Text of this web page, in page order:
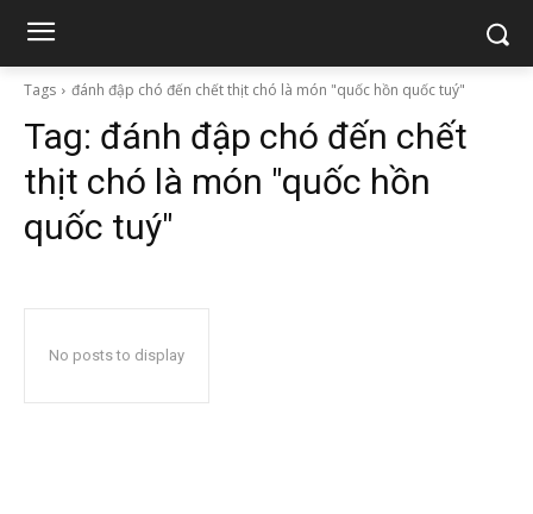
Tags đánh đập chó đến chết thịt chó là món "quốc hồn quốc tuý"
Tag: đánh đập chó đến chết
thịt chó là món "quốc hồn
quốc tuý"
No posts to display